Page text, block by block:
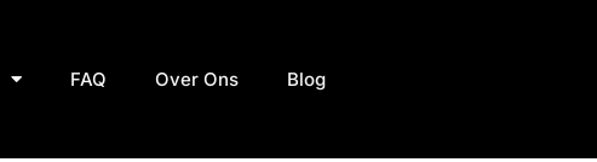
FAQ Over Ons Blog